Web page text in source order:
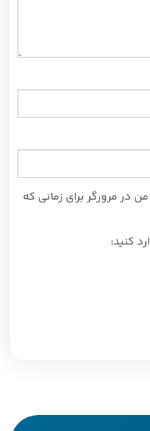
در مرورگر برای زمانی که
کنید: